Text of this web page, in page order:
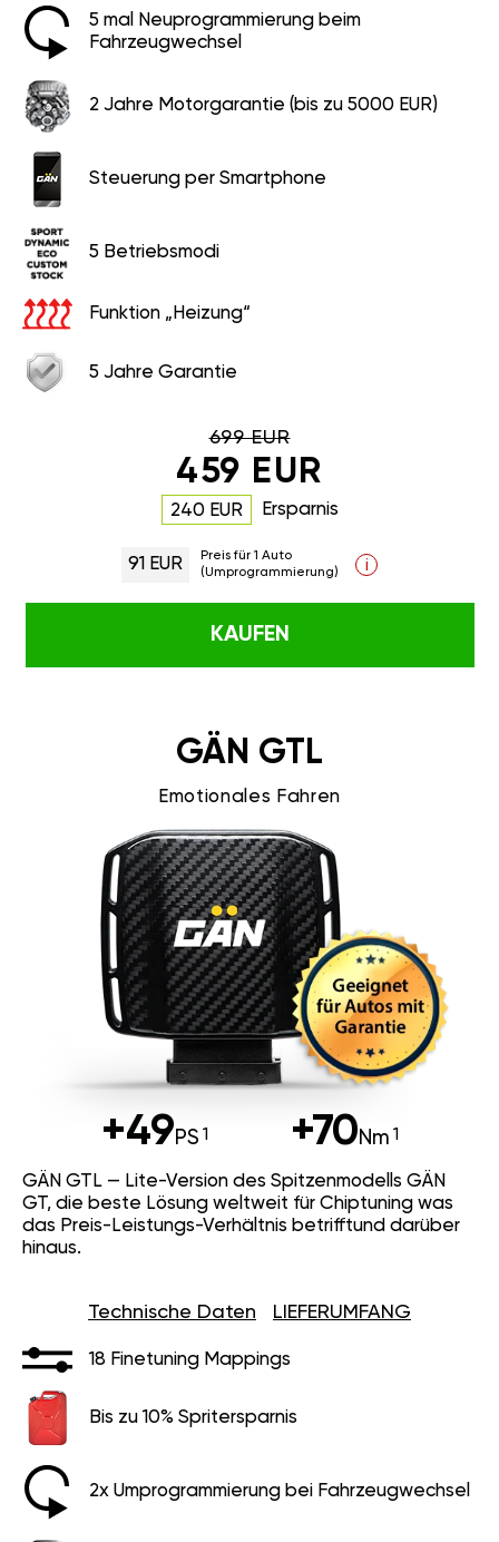
5 mal Neuprogrammierung beim
Fahrzeugwechsel
2 Jahre Motorgarantie (bis zu 5000 EUR)
Steuerung per Smartphone
5 Betriebsmodi
Funktion „Heizung“
5 Jahre Garantie
699 EUR
459 EUR
240 EUR Ersparnis
91 EUR
Preis für 1 Auto
(Umprogrammierung)
i
KAUFEN
GÄN GTL
Emotionales Fahren
+49PS +70Nm
GÄN GTL — Lite-Version des Spitzenmodells GÄN
GT, die beste Lösung weltweit für Chiptuning was
das Preis-Leistungs-Verhältnis betrifftund darüber
hinaus.
Technische Daten LIEFERUMFANG
18 Finetuning Mappings
Bis zu 10% Spritersparnis
2x Umprogrammierung bei Fahrzeugwechsel